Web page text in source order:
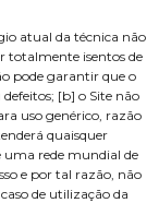
atual da técnica não
totalmente isentos de
pode garantir que o
[b] o Site não
uso genérico, razão
quaisquer
uma rede mundial de
e por tal razão, não
de utilização da